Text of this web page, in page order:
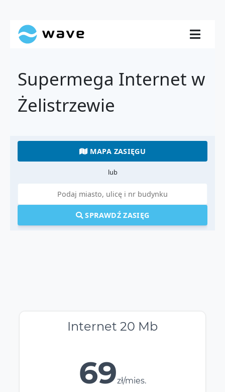
Supermega Internet w
Żelistrzewie
MAPA ZASIĘGU
lub
SPRAWDŹ ZASIĘG
Internet 20 Mb
69zł/mies.